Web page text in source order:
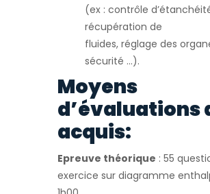
(ex : contrôle
récupération de
fluides, réglage des
sécurité …).
Moyens
d’évaluations
acquis:
Epreuve théorique : 55
exercice sur diagramme